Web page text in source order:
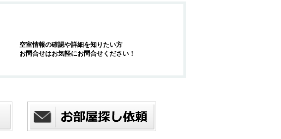
空室情報の確認や詳細を知りたい方
お問合せはお気軽にお問合せください！